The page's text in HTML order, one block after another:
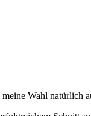
Wahl natürlich